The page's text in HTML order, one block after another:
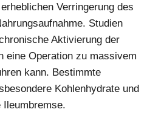
Verringerung des
Studien
Aktivierung der
eine Operation zu massivem
kann. Bestimmte
Kohlenhydrate und